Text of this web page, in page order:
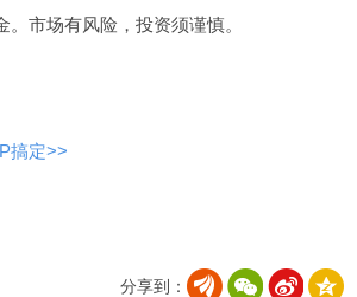
市场有风险，投资须谨慎。
搞定>>
分享到：